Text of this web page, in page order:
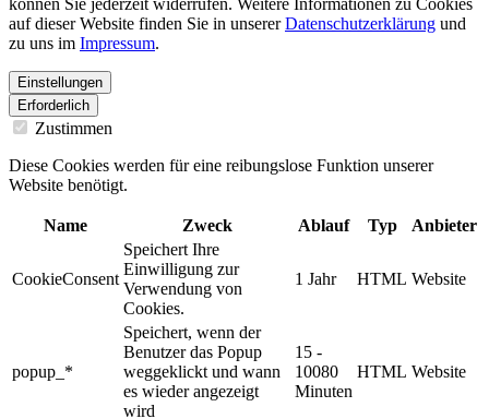
können Sie jederzeit widerrufen. Weitere Informationen zu Cookies
auf dieser Website finden Sie in unsererDatenschutzerklärung und
zu uns im Impressum.
Einstellungen
Erforderlich
Zustimmen
Diese Cookies werden für eine reibungslose Funktion unserer
Website benötigt.
Name Zweck Ablauf Typ Anbieter
CookieConsent
Speichert Ihre
Einwilligung zur
Verwendung von
Cookies.
1 Jahr HTML Website
popup_*
Speichert, wenn der
Benutzer das Popup
weggeklickt und wann
es wieder angezeigt
wird
15 -
10080
Minuten
HTML Website